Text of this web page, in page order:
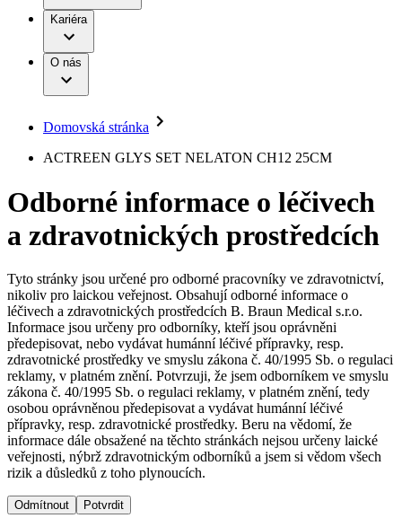
Léčba bolesti
Mimotělní očišťování krve
Neurochirurgie
Onkologie
Ortopedie
Páteřní chirurgie
Péče o rány
Prevence a kontrola infekcí
Uzavírání ran
Řešení
Terapie
Onemocnění
B. Braun Avitum
Dialyzační střediska​
B. Braun Avitum poskytuje kvalitní dialyzační péči ve všech
svých střediscích v České republice. Více informací se
dozvíte na stránkách jednotlivých středisek.
Práce a kariéra
Naše kultura
Vaše příležitost​
Nabídky pracovních míst
Objevte své kariérní příležitosti ​v B. Braun. Vyhledejte náš trh
práce​ pro zajímavé pozice.​
Odpovědnost
Média
Tiskové zprávy
Kontakt
Kontaktní formulář
Registrace k odběru newsletteru
Odpovědnost
Média
Kontakt
Kariéra
O nás
Domovská stránka
ACTREEN GLYS SET NELATON CH12 25CM
Odborné informace o léčivech
a zdravotnických prostředcích
Tyto stránky jsou určené pro odborné pracovníky ve zdravotnictví,
nikoliv pro laickou veřejnost. Obsahují odborné informace o
léčivech a zdravotnických prostředcích B. Braun Medical s.r.o.
Informace jsou určeny pro odborníky, kteří jsou oprávněni
předepisovat, nebo vydávat humánní léčivé přípravky, resp.
zdravotnické prostředky ve smyslu zákona č. 40/1995 Sb. o regulaci
reklamy, v platném znění. Potvrzuji, že jsem odborníkem ve smyslu
zákona č. 40/1995 Sb. o regulaci reklamy, v platném znění, tedy
osobou oprávněnou předepisovat a vydávat humánní léčivé
přípravky, resp. zdravotnické prostředky. Beru na vědomí, že
informace dále obsažené na těchto stránkách nejsou určeny laické
veřejnosti, nýbrž zdravotnickým odborníků a jsem si vědom všech
rizik a důsledků z toho plynoucích.
Odmítnout Potvrdit